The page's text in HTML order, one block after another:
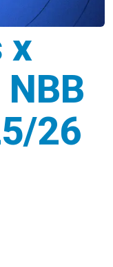
x
26